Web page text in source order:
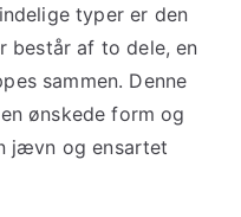
typer er den
består af to dele, en
sammen. Denne
ønskede form og
jævn og ensartet